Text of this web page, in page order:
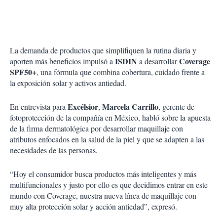
La demanda de productos que simplifiquen la rutina diaria y
aporten más beneficios impulsó aISDIN a desarrollarCoverage
SPF50+, una fórmula que combina cobertura, cuidado frente a
la exposición solar y activos antiedad.
En entrevista paraExcélsior, Marcela Carrillo, gerente de
fotoprotección de la compañía en México, habló sobre la apuesta
de la firma dermatológica por desarrollar maquillaje con
atributos enfocados en la salud de la piel y que se adapten a las
necesidades de las personas.
“Hoy el consumidor busca productos más inteligentes y más
multifuncionales y justo por ello es que decidimos entrar en este
mundo con Coverage, nuestra nueva línea de maquillaje con
muy alta protección solar y acción antiedad”, expresó.